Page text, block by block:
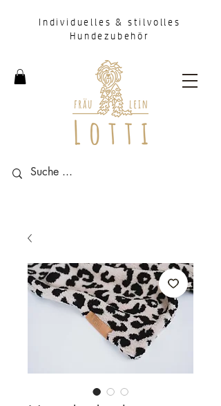
Individuelles & stilvolles
Hundezubehör